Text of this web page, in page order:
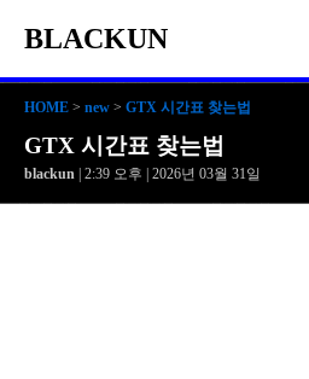
BLACKUN
HOME > new > GTX 시간표 찾는법
GTX 시간표 찾는법
blackun | 2:39 오후 | 2026년 03월 31일